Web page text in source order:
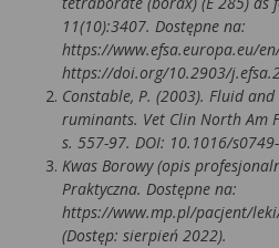
11(10):3407. Dostępne na:
https://www.efsa.europa.eu/
https://doi.org/10.2903/
Constable, P. (2003). Fluid
ruminants. Vet Clin North Am
s. 557-97. DOI: 10.1016/
Kwas Borowy (opis
Praktyczna. Dostępne na:
https://www.mp.pl/pacjent/
(Dostęp: sierpień 2022).